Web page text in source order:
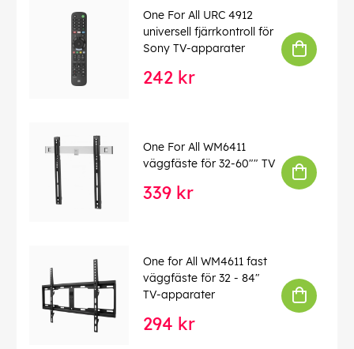
One For All URC 4912
universell fjärrkontroll för
Sony TV-apparater
242 kr
One For All WM6411
väggfäste för 32-60"" TV
339 kr
One for All WM4611 fast
väggfäste för 32 - 84"
TV-apparater
294 kr